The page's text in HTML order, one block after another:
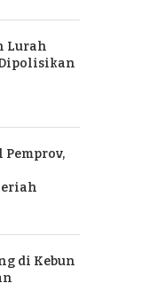
Lurah
Pemprov,
di Kebun